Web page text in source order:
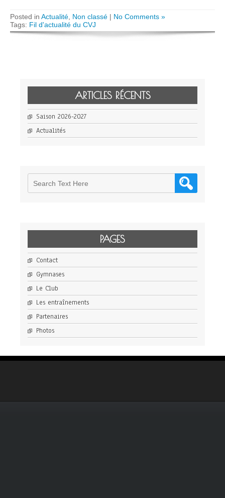
Posted in Actualité Non classé | No Comments »
Tags: Fil d'actualité du CVJ
ARTICLES RÉCENTS
Saison 2026-2027
Actualités
PAGES
Contact
Gymnases
Le Club
Les entraînements
Partenaires
Photos